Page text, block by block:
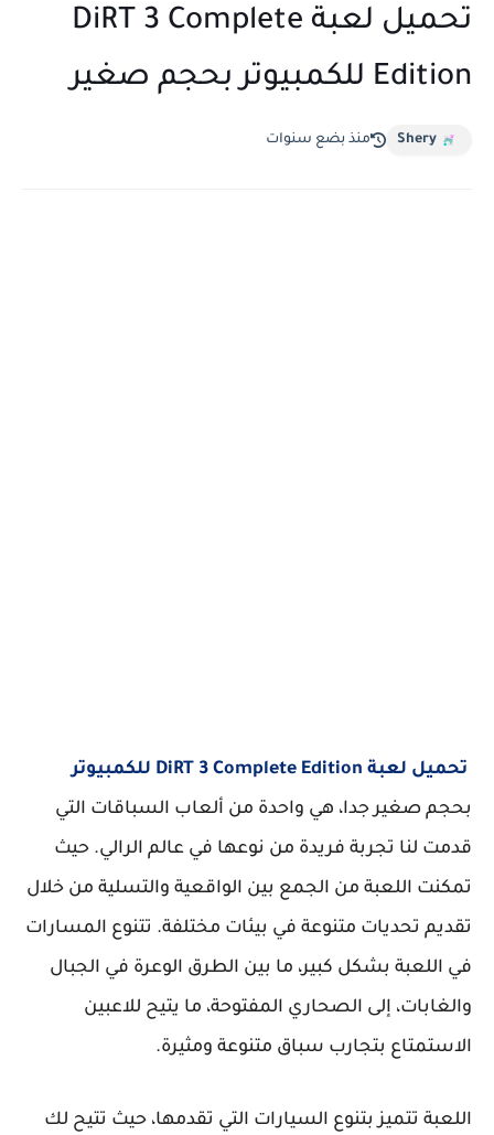
تحميل لعبة DiRT 3 Complete
Edition للكمبيوتر بحجم صغير
Shery منذ بضع سنوات
تحميل لعبة DiRT 3 Complete Edition للكمبيوتر
بحجم صغير جدا، هي واحدة من ألعاب السباقات التي
قدمت لنا تجربة فريدة من نوعها في عالم الرالي. حيث
تمكنت اللعبة من الجمع بين الواقعية والتسلية من خلال
تقديم تحديات متنوعة في بيئات مختلفة. تتنوع المسارات
في اللعبة بشكل كبير، ما بين الطرق الوعرة في الجبال
والغابات، إلى الصحاري المفتوحة، ما يتيح للاعبين
الاستمتاع بتجارب سباق متنوعة ومثيرة.
اللعبة تتميز بتنوع السيارات التي تقدمها، حيث تتيح لك